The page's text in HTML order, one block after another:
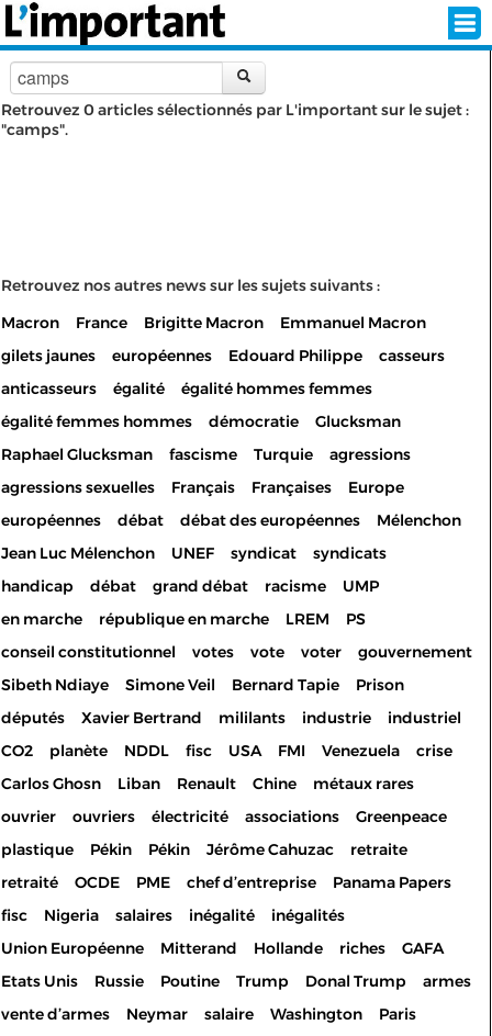
INSCRIPTION
SUR L'ÉCRAN D'ACCUEIL
ABONNEZ-VOUS À LA NEWSLETTER!
SUIVEZ NOUS:
Retrouvez 0 articles sélectionnés par L'important sur le sujet :
"camps".
Retrouvez nos autres news sur les sujets suivants :
Macron
France Brigitte Macron
Emmanuel Macron
gilets jaunes
européennes Edouard Philippe
casseurs
anticasseurs
égalité
égalité hommes femmes
égalité femmes hommes
démocratie
Glucksman
Raphael Glucksman
fascisme Turquie
agressions
agressions sexuelles
Français Françaises
Europe
européennes
débat débat des européennes
Mélenchon
Jean Luc Mélenchon
UNEF syndicat
syndicats
handicap
débat grand débat racisme
UMP
en marche
république en marche LREM
PS
conseil constitutionnel
votes vote voter
gouvernement
Sibeth Ndiaye
Simone Veil Bernard Tapie
Prison
députés
Xavier Bertrand mililants industrie
industriel
CO2
planète NDDL fisc USA FMI Venezuela
crise
Carlos Ghosn
Liban Renault Chine
métaux rares
ouvrier
ouvriers électricité associations
Greenpeace
plastique
Pékin Pékin Jérôme Cahuzac
retraite
retraité
OCDE PME chef d’entreprise
Panama Papers
fisc
Nigeria salaires inégalité
inégalités
Union Européenne
Mitterand Hollande riches
GAFA
Etats Unis
Russie Poutine Trump Donal Trump
armes
vente d’armes
Neymar salaire Washington
Paris